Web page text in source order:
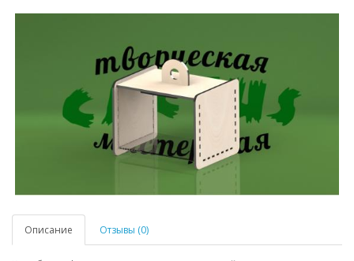
Описание Отзывы (0)